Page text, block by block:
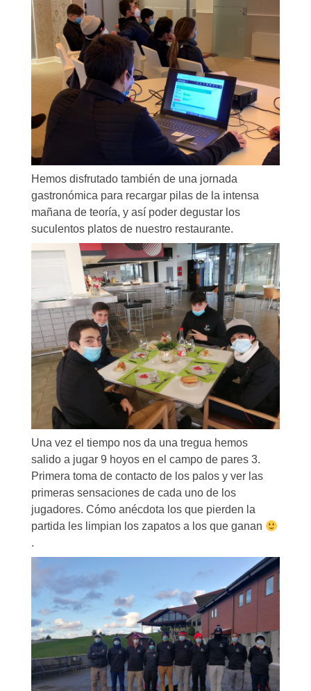
Hemos disfrutado también de una jornada
gastronómica para recargar pilas de la intensa
mañana de teoría, y así poder degustar los
suculentos platos de nuestro restaurante.
Una vez el tiempo nos da una tregua hemos
salido a jugar 9 hoyos en el campo de pares 3.
Primera toma de contacto de los palos y ver las
primeras sensaciones de cada uno de los
jugadores. Cómo anécdota los que pierden la
partida les limpian los zapatos a los que ganan
.